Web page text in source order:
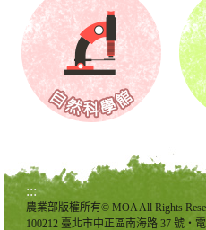
:::
農業部版權所有© MOA All Rights
100212 臺北市中正區南海路 37 號‧